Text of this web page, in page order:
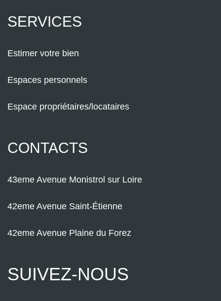
SERVICES
Estimer votre bien
Espaces personnels
Espace propriétaires/locataires
CONTACTS
43eme Avenue Monistrol sur Loire
42eme Avenue Saint-Étienne
42eme Avenue Plaine du Forez
SUIVEZ-NOUS